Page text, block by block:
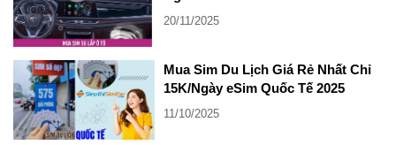
20/11/2025
Mua Sim Du Lịch Giá Rẻ Nhất Chỉ
15K/Ngày eSim Quốc Tế 2025
11/10/2025